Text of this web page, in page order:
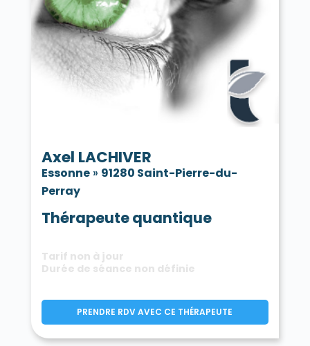
Axel LACHIVER
Essonne» 91280 Saint-Pierre-du-
Perray
Thérapeute quantique
Tarif non à jour
Durée de séance non définie
PRENDRE RDV AVEC CE THÉRAPEUTE